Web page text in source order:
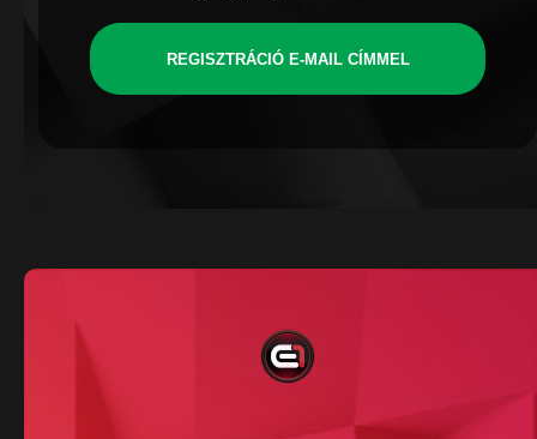
REGISZTRÁCIÓ E-MAIL CÍMMEL